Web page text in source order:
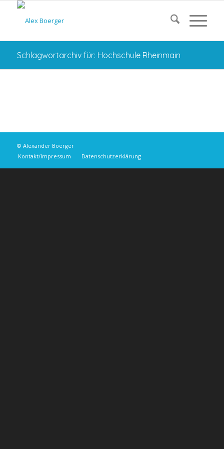
Schlagwortarchiv für: Hochschule Rheinmain
© Alexander Boerger
Kontakt/Impressum
Datenschutzerklärung